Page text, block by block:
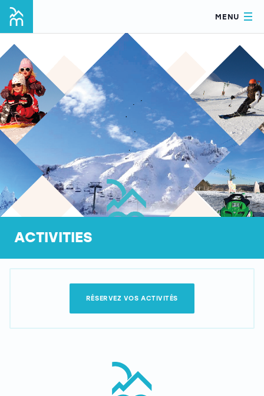
MENU
ACTIVITIES
RÉSERVEZ VOS ACTIVITÉS